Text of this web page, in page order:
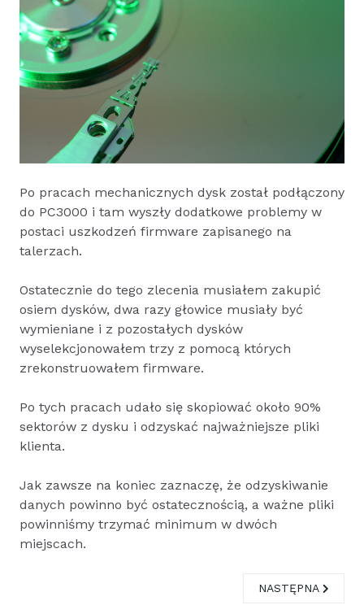
Po pracach mechanicznych dysk został podłączony
do PC3000 i tam wyszły dodatkowe problemy w
postaci uszkodzeń firmware zapisanego na
talerzach.
Ostatecznie do tego zlecenia musiałem zakupić
osiem dysków, dwa razy głowice musiały być
wymieniane i z pozostałych dysków
wyselekcjonowałem trzy z pomocą których
zrekonstruowałem firmware.
Po tych pracach udało się skopiować około 90%
sektorów z dysku i odzyskać najważniejsze pliki
klienta.
Jak zawsze na koniec zaznaczę, że odzyskiwanie
danych powinno być ostatecznością, a ważne pliki
powinniśmy trzymać minimum w dwóch
miejscach.
NASTĘPNA
NASTĘPNA